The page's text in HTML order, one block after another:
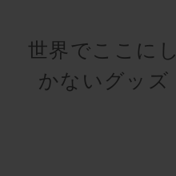
世界でここにし
かないグッズ